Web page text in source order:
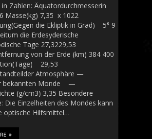
Zahlen: Äquatordurchmesserin
Masse(kg) 7,35 x 1022
die Ekliptik in Grad) 5° 9
die Erdesyderische
Tage 27,3229,53
von der Erde (km) 384 400
29,53
Atmosphäre —
bekannten Monde —
(g/cm3) 3,35 Besondere
Die Einzelheiten des Mondes kann
optische Hilfsmittel…